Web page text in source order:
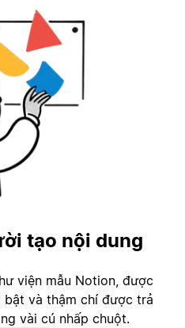
tạo nội dung
viện mẫu Notion, được
bật và thậm chí được trả
vài cú nhấp chuột.